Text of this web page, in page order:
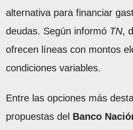
alternativa para financiar
deudas. Según informó TN,
ofrecen líneas con montos
condiciones variables.
Entre las opciones más
propuestas del Banco